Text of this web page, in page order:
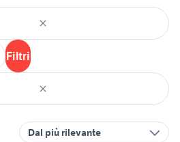
Filtri
Dal più rilevante